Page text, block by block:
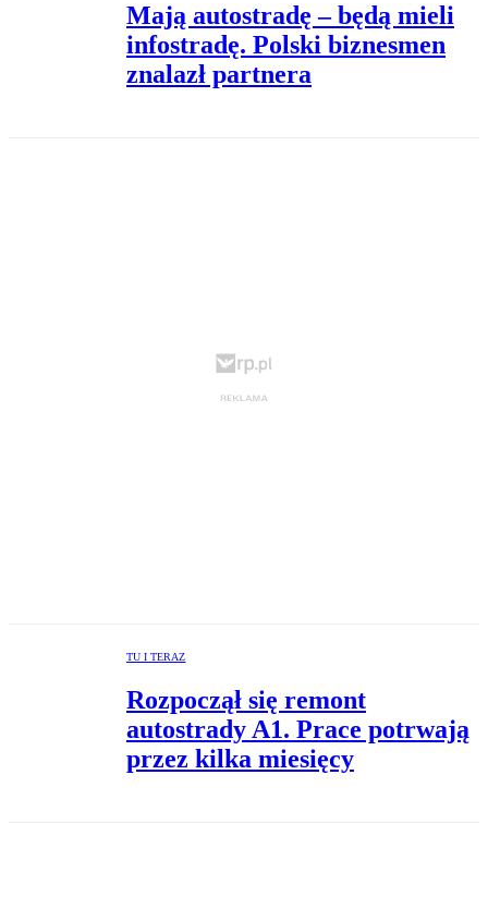
Mają autostradę – będą mieli
infostradę. Polski biznesmen
znalazł partnera
TU I TERAZ
Rozpoczął się remont
autostrady A1. Prace potrwają
przez kilka miesięcy